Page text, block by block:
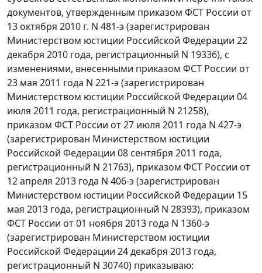
документов, утвержденным приказом ФСТ России от
13 октября 2010 г. N 481-э (зарегистрирован
Министерством юстиции Российской Федерации 22
декабря 2010 года, регистрационный N 19336), с
изменениями, внесенными приказом ФСТ России от
23 мая 2011 года N 221-э (зарегистрирован
Министерством юстиции Российской Федерации 04
июля 2011 года, регистрационный N 21258),
приказом ФСТ России от 27 июля 2011 года N 427-э
(зарегистрирован Министерством юстиции
Российской Федерации 08 сентября 2011 года,
регистрационный N 21763), приказом ФСТ России от
12 апреля 2013 года N 406-э (зарегистрирован
Министерством юстиции Российской Федерации 15
мая 2013 года, регистрационный N 28393), приказом
ФСТ России от 01 ноября 2013 года N 1360-э
(зарегистрирован Министерством юстиции
Российской Федерации 24 декабря 2013 года,
регистрационный N 30740) приказываю: